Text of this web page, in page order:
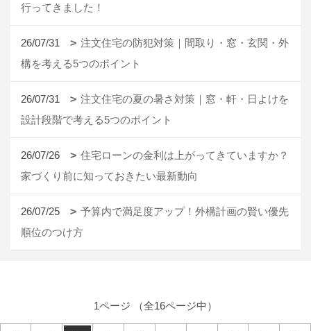
行ってきました！
26/07/31
注文住宅の防犯対策｜間取り・窓・玄関・外
構を考える5つのポイント
26/07/31
注文住宅の夏の暑さ対策｜窓・軒・日よけを
設計段階で考える5つのポイント
26/07/26
住宅ローンの金利は上がってきていますか？
家づくり前に知っておきたい最新動向
26/07/25
予算内で満足度アップ！外構計画の賢い優先
順位のつけ方
1ページ （全16ページ中）